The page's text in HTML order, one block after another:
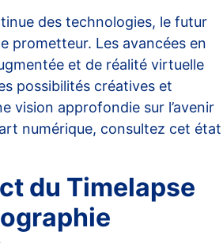
des technologies, le futur
prometteur. Les avancées en
et de réalité virtuelle
possibilités créatives et
vision approfondie sur l’avenir
numérique, consultez cet état
du Timelapse